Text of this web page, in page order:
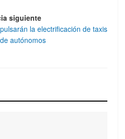
siguiente
la electrificación de taxis
autónomos